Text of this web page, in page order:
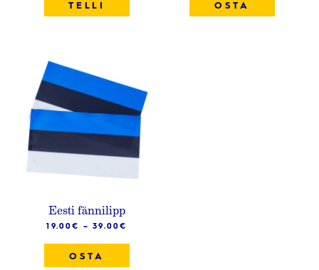
TELLI OSTA
Eesti fännilipp
19.00€ –39.00€
OSTA